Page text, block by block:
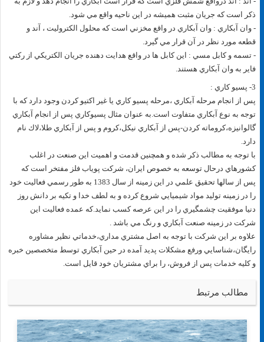
ذكر است كه جريان مثبت هميشه در اين ناحيه واقع مي شود.
- وان آبكاري : وان آبكاري در واقع مخزني است كه محلول الكتروليت ، آند و
قطعه مورد نظر در آن قرار مي گيرد.
- تسمه و كابل مسي : اين كابل ها در واقع هدايت دهنده جريان الكتريكي از ركتي
فاير به وان آبكاري هستند.
پس از انجام مرحله آبكاري ،مرحله پسيو كاري يا غير اكتيو كردن وجود دارد كه با
توجه به نوع آبكاري متفاوت است.به عنوان مثال پسيوكاري پس از انجام آبكاري
گالوانيزه،كروماته كردن-پس از آبكاري نيكل،كروم و پس از آبكاري طلا،لاك نام
دارد.
با توجه به مطالب ذكر شده و همچنين قدمت و اهميت اين صنعت در اغلب
كشورهاي درحال توسعه به خصوص ايران، شركت پوياب فلز مفتخر است كه
پس از سالها تحقيق علمي در اين زمينه از سال 1383 به طور رسمي فعاليت خود
را در زمينه توليد مواد شيميايي شروع كرده و به لطف خدا و تكيه بر دانش روز
دنيا موفقيت چشمگيري را در اين عرصه كسب نمايد.كه عمده فعاليت اين
شركت در زمينه صنعت آبكاري و رنگ مي باشد .
علاوه بر اين شركت با توجه به اصل مشتري مداري،خدماتي نظير مشاوره
رايگان،شناسايي ورفع مشكلات پديد آمده در حين آبكاري توسط متخصصين خبره
و كليه خدمات پس از فروش، را براي مشتريان خود قايل است.
مطالب مرتبط